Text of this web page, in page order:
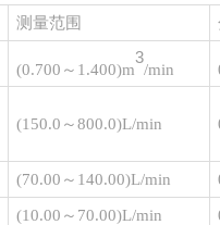
测量范围
(0.700～1.400)m
3
/min
(150.0～800.0)L/min
(70.00～140.00)L/min
(10.00～70.00)L/min